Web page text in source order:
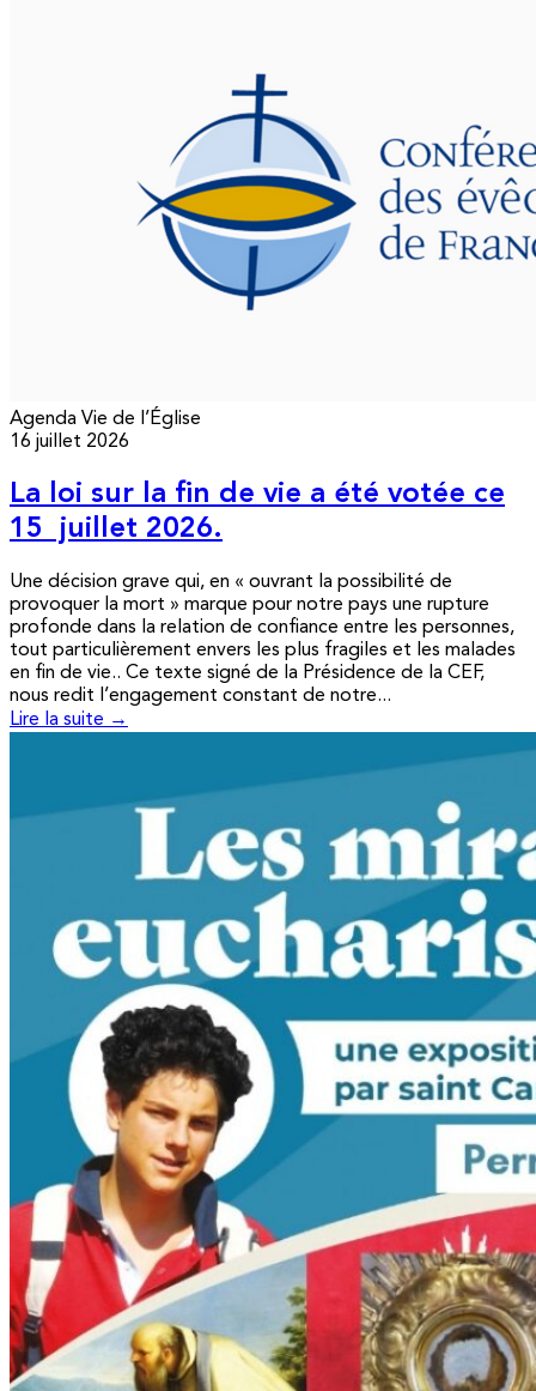
Agenda Vie de l’Église
16 juillet 2026
La loi sur la fin de vie a été votée ce
15 juillet 2026.
Une décision grave qui, en « ouvrant la possibilité de
provoquer la mort » marque pour notre pays une rupture
profonde dans la relation de confiance entre les personnes,
tout particulièrement envers les plus fragiles et les malades
en fin de vie.. Ce texte signé de la Présidence de la CEF,
nous redit l’engagement constant de notre...
Lire la suite →